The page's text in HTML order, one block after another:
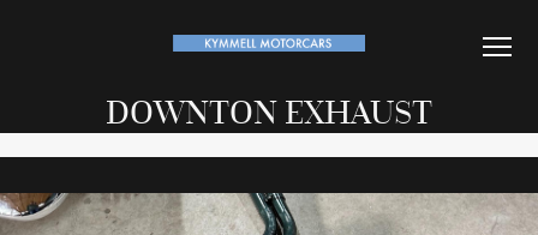
DOWNTON EXHAUST